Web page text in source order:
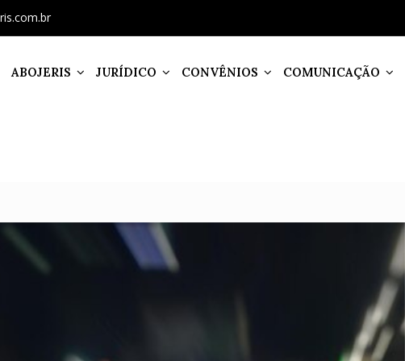
ABOJERIS JURÍDICO CONVÊNIOS COMUNICAÇÃO